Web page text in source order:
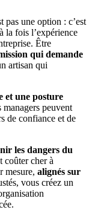
pas une option : c’est
la fois l’expérience
Être
qui demande
artisan qui
et une posture
peuvent
de confiance et de
les dangers du
coûter cher à
mesure, alignés sur
vous créez un